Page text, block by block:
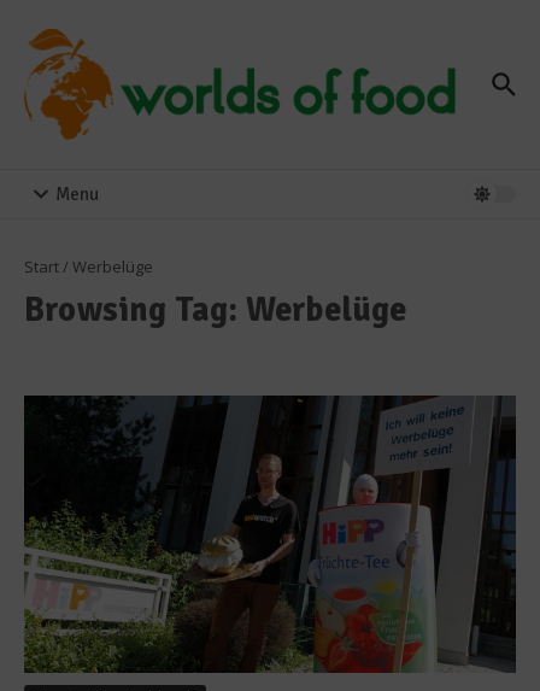
Menu
Start/ Werbelüge
Browsing Tag: Werbelüge